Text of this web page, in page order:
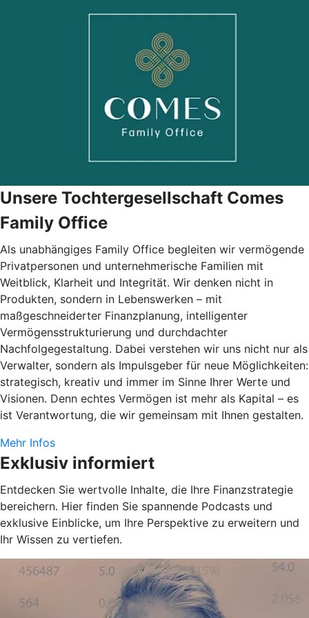
Unsere Tochtergesellschaft Comes
Family Office
Als unabhängiges Family Office begleiten wir vermögende
Privatpersonen und unternehmerische Familien mit
Weitblick, Klarheit und Integrität. Wir denken nicht in
Produkten, sondern in Lebenswerken – mit
maßgeschneiderter Finanzplanung, intelligenter
Vermögensstrukturierung und durchdachter
Nachfolgegestaltung. Dabei verstehen wir uns nicht nur als
Verwalter, sondern als Impulsgeber für neue Möglichkeiten:
strategisch, kreativ und immer im Sinne Ihrer Werte und
Visionen. Denn echtes Vermögen ist mehr als Kapital – es
ist Verantwortung, die wir gemeinsam mit Ihnen gestalten.
Mehr Infos
Exklusiv informiert
Entdecken Sie wertvolle Inhalte, die Ihre Finanzstrategie
bereichern. Hier finden Sie spannende Podcasts und
exklusive Einblicke, um Ihre Perspektive zu erweitern und
Ihr Wissen zu vertiefen.